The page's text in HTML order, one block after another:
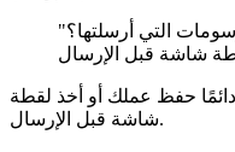
"هل هناك طريقة للتحقق من الرسومات التي أرسلتها؟
حفظ عملك أو أخذ لقطة
شاشة قبل الإرسال.